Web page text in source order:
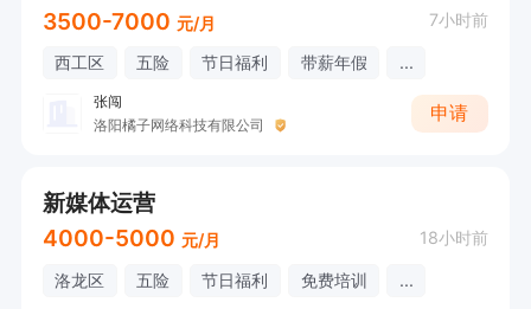
3500-7000 元/月 7小时前
西工区 五险 节日福利 带薪年假 ...
张闯
洛阳橘子网络科技有限公司
申请
新媒体运营
4000-5000 元/月 18小时前
洛龙区 五险 节日福利 免费培训 ...